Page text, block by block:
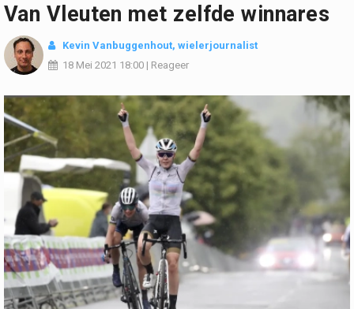
Van Vleuten met zelfde winnares
Kevin Vanbuggenhout, wielerjournalist
18 Mei 2021 18:00 | Reageer